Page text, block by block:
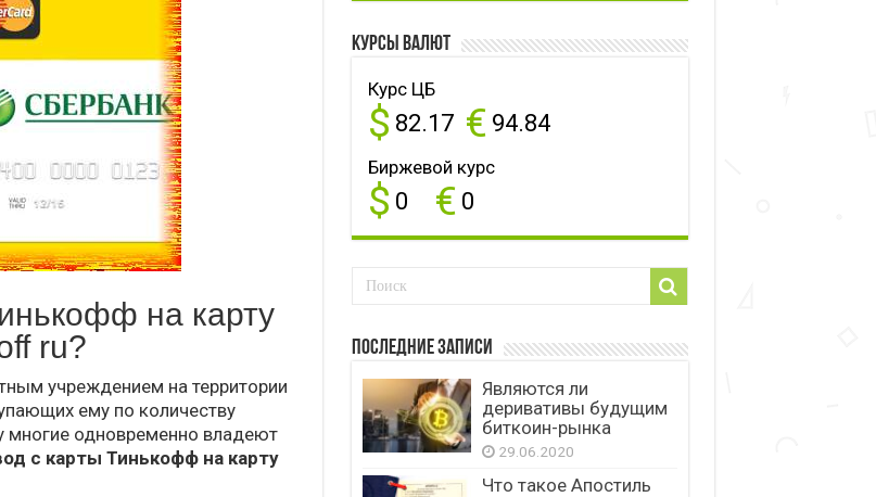
на карту
ru?
учреждением на территории
ему по количеству
многие одновременно владеют
с карты Тинькофф на карту
Курсы валют
Курс ЦБ
$ 82.17 € 94.84
Биржевой курс
$ 0 € 0
Последние записи
Являются ли
деривативы будущим
биткоин-рынка
29.06.2020
Что такое Апостиль